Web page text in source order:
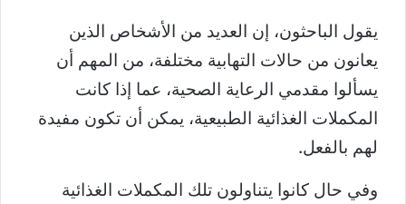
يقول الباحثون، إن العديد من الأشخاص الذين
يعانون من حالات التهابية مختلفة، من المهم أن
يسألوا مقدمي الرعاية الصحية، عما إذا كانت
المكملات الغذائية الطبيعية، يمكن أن تكون مفيدة
لهم بالفعل.
وفي حال كانوا يتناولون تلك المكملات الغذائية